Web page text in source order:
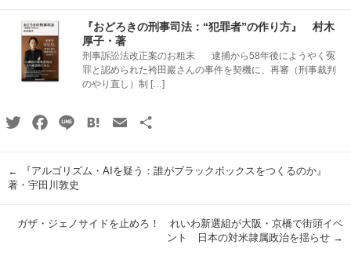
『おどろきの刑事司法：“犯罪者”の作り方』 村木
厚子・著
刑事訴訟法改正案のお粗末 逮捕から58年後にようやく冤
罪と認められた袴田巖さんの事件を契機に、再審（刑事裁判
のやり直し）制 […]
TwitterFacebook
Line HatenaEmail
←
『アルゴリズム・AIを疑う：誰がブラックボックスをつくるのか』
著・宇田川敦史
ガザ・ジェノサイドを止めろ！ れいわ新選組が大阪・京橋で街頭イベ
ント 日本の対米隷属政治を揺らせ →